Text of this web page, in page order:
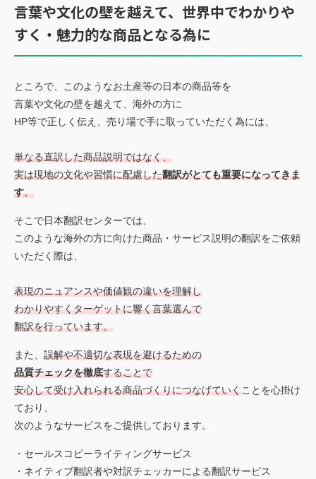
言葉や文化の壁を越えて、世界中でわかりや
すく・魅力的な商品となる為に
ところで、このようなお土産等の日本の商品等を
言葉や文化の壁を越えて、海外の方に
HP等で正しく伝え、売り場で手に取っていただく為には、
単なる直訳した商品説明ではなく、
実は現地の文化や習慣に配慮した翻訳がとても重要になってきま
す。
そこで日本翻訳センターでは、
このような海外の方に向けた商品・サービス説明の翻訳をご依頼
いただく際は、
表現のニュアンスや価値観の違いを理解し
わかりやすくターゲットに響く言葉選んで
翻訳を行っています。
また、 誤解や不適切な表現を避けるための
品質チェックを徹底することで
安心して受け入れられる商品づくりにつなげていくことを心掛け
ており、
次のようなサービスをご提供しております。
・セールスコピーライティングサービス
・ネイティブ翻訳者や対訳チェッカーによる翻訳サービス